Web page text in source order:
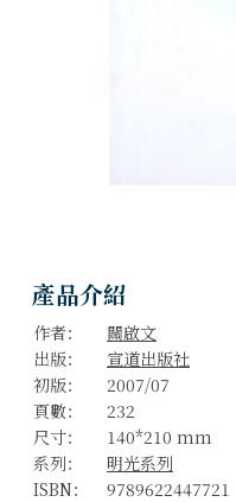
產品介紹
作者：
關啟文
出版：
宣道出版社
初版：
2007/07
頁數：
232
尺寸：
140*210 mm
系列：
明光系列
ISBN：
9789622447721